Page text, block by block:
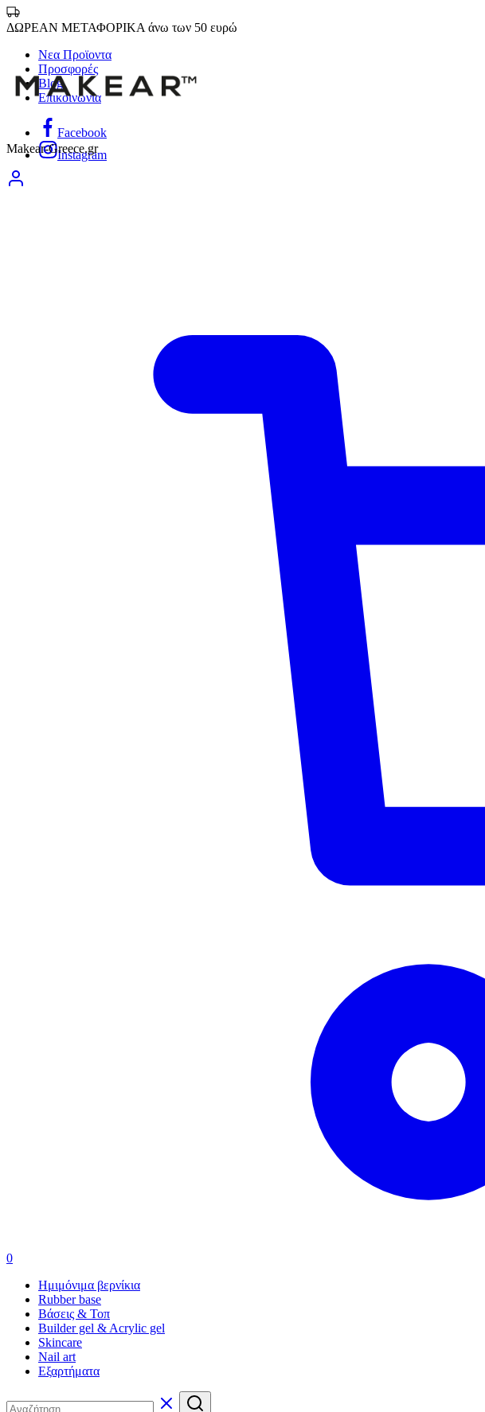
ΔΩΡΕΑΝ ΜΕΤΑΦΟΡΙΚΑ άνω των 50 ευρώ
Νεα Προϊοντα
Προσφορές
Blog
Επικοινωνία
Facebook
Instagram
Makear-Greece.gr
0
Ημιμόνιμα βερνίκια
Rubber base
Βάσεις & Τοπ
Builder gel & Acrylic gel
Skincare
Nail art
Εξαρτήματα